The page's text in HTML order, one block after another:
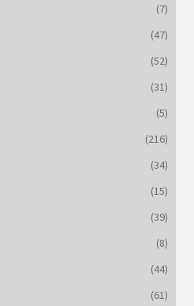
(7)
(47)
(52)
(31)
(5)
(216)
(34)
(15)
(39)
(8)
(44)
(61)